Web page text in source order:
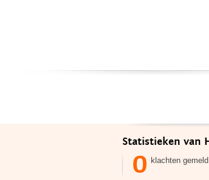
Statistieken van
0 klachten gemeld